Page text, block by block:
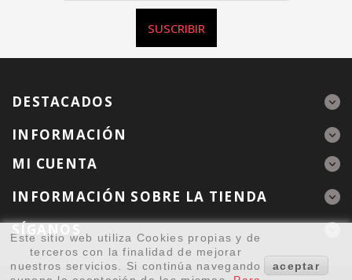
SUSCRIBIR
DESTACADOS
INFORMACIÓN
MI CUENTA
INFORMACIÓN SOBRE LA TIENDA
SÍGANOS
Este sitio web utiliza Cookies propias y de
terceros con la finalidad de mejorar
nuestros servicios. Si continúa navegando
aceptar